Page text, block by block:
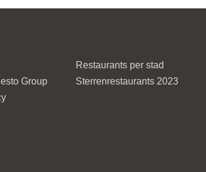
Group
Restaurants per stad
Sterrenrestaurants 2023